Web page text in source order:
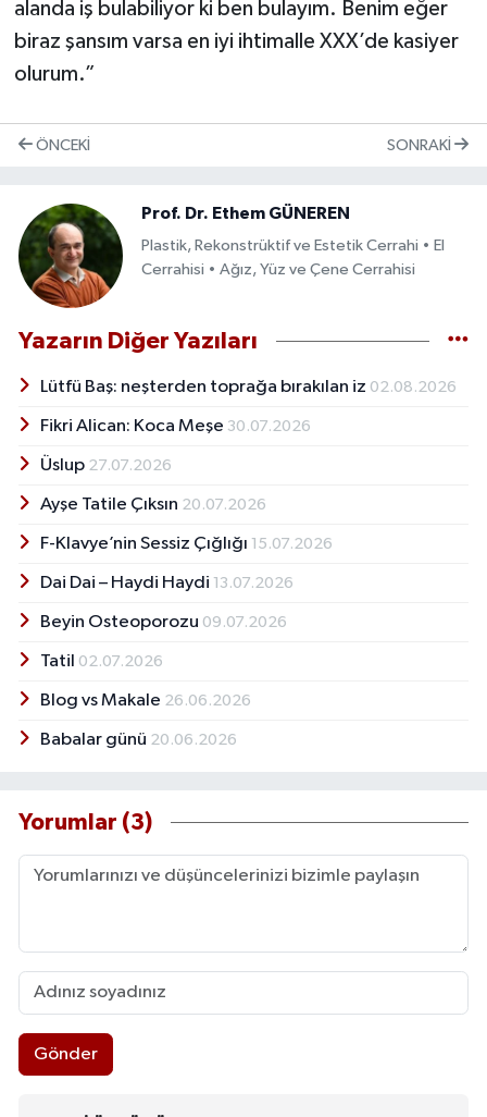
alanda iş bulabiliyor ki ben bulayım. Benim eğer
biraz şansım varsa en iyi ihtimalle XXX’de kasiyer
olurum.”
ÖNCEKI SONRAKI
Prof. Dr. Ethem GÜNEREN
Plastik, Rekonstrüktif ve Estetik Cerrahi • El
Cerrahisi • Ağız, Yüz ve Çene Cerrahisi
Yazarın Diğer Yazıları
Lütfü Baş: neşterden toprağa bırakılan iz 02.08.2026
Fikri Alican: Koca Meşe 30.07.2026
Üslup 27.07.2026
Ayşe Tatile Çıksın 20.07.2026
F-Klavye’nin Sessiz Çığlığı 15.07.2026
Dai Dai – Haydi Haydi 13.07.2026
Beyin Osteoporozu 09.07.2026
Tatil 02.07.2026
Blog vs Makale 26.06.2026
Babalar günü 20.06.2026
Yorumlar (3)
Gönder